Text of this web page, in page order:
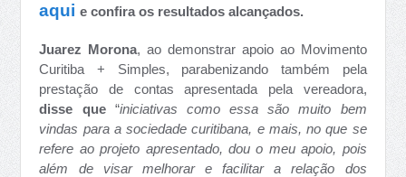
aqui e confira os resultados alcançados.
Juarez Morona, ao demonstrar apoio ao Movimento
Curitiba + Simples, parabenizando também pela
prestação de contas apresentada pela vereadora,
disse que“iniciativas como essa são muito bem
vindas para a sociedade curitibana, e mais, no que se
refere ao projeto apresentado, dou o meu apoio, pois
além de visar melhorar e facilitar a relação dos